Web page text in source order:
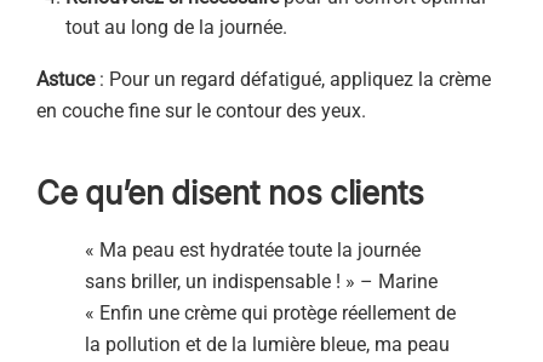
tout au long de la journée.
Astuce: Pour un regard défatigué, appliquez la crème
en couche fine sur le contour des yeux.
Ce qu’en disent nos clients
« Ma peau est hydratée toute la journée
sans briller, un indispensable ! » – Marine
« Enfin une crème qui protège réellement de
la pollution et de la lumière bleue, ma peau